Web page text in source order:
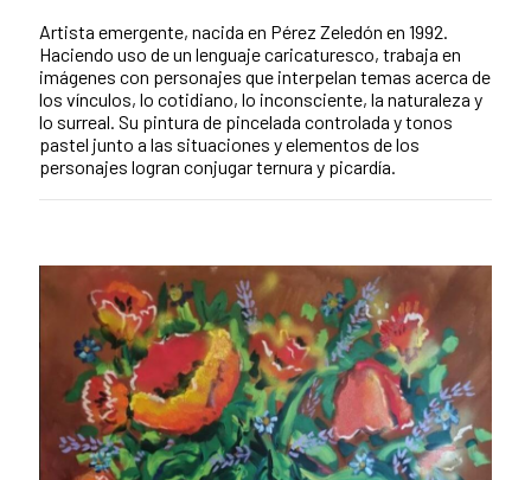
Artista emergente, nacida en Pérez Zeledón en 1992.
Haciendo uso de un lenguaje caricaturesco, trabaja en
imágenes con personajes que interpelan temas acerca de
los vínculos, lo cotidiano, lo inconsciente, la naturaleza y
lo surreal. Su pintura de pincelada controlada y tonos
pastel junto a las situaciones y elementos de los
personajes logran conjugar ternura y picardía.